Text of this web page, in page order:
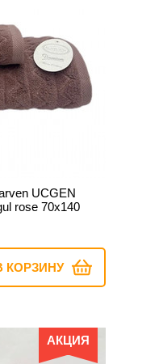
UCGEN
rose 70х140
КОРЗИНУ
АКЦИЯ